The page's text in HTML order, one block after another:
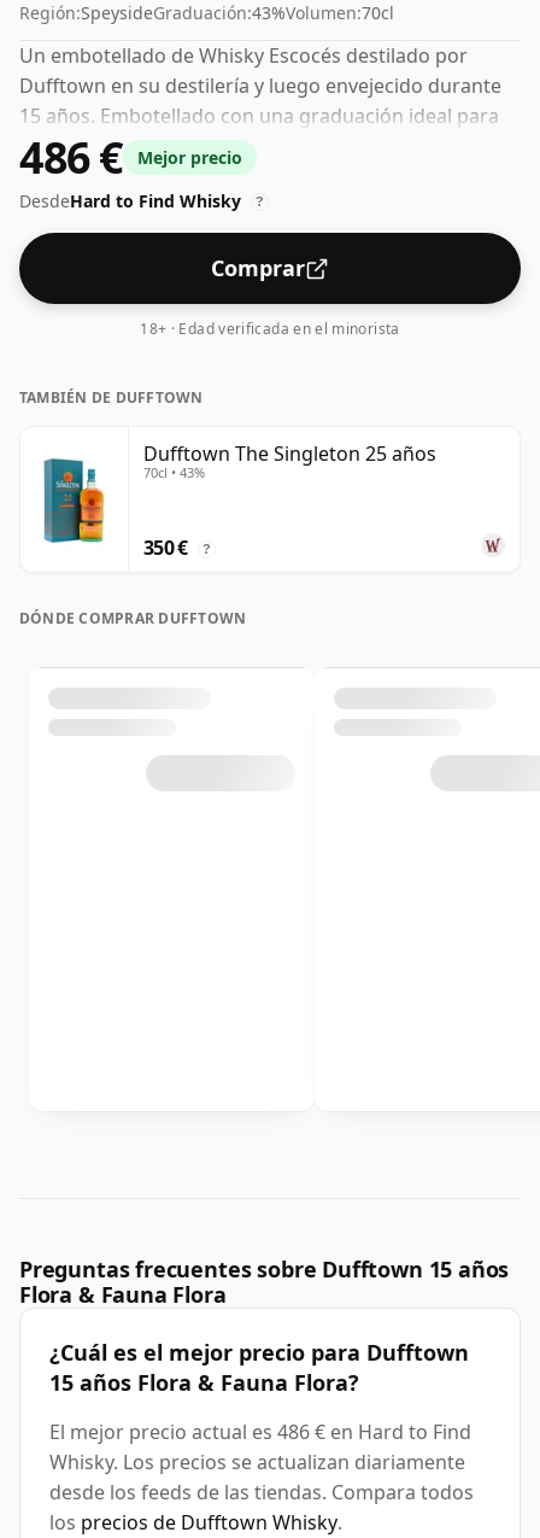
Región:SpeysideGraduación:43%Volumen:70cl
Un embotellado de Whisky Escocés destilado por
Dufftown en su destilería y luego envejecido durante
15 años. Embotellado con una graduación ideal para
beber del 43%, el nivel perfecto para disfrutar de la
textura y la sensación en boca del espirituoso.
486 €
Mejor precio
DesdeHard to Find Whisky ?
Comprar
18+ · Edad verificada en el minorista
TAMBIÉN DE DUFFTOWN
Dufftown The Singleton 25 años
70cl • 43%
350 € ?
DÓNDE COMPRAR DUFFTOWN
Preguntas frecuentes sobre Dufftown 15 años
Flora & Fauna Flora
¿Cuál es el mejor precio para Dufftown
15 años Flora & Fauna Flora?
El mejor precio actual es 486 € en Hard to Find
Whisky. Los precios se actualizan diariamente
desde los feeds de las tiendas. Compara todos
los precios de Dufftown Whisky.